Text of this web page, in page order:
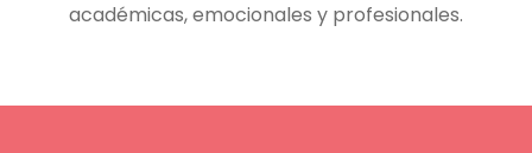
académicas, emocionales y profesionales.